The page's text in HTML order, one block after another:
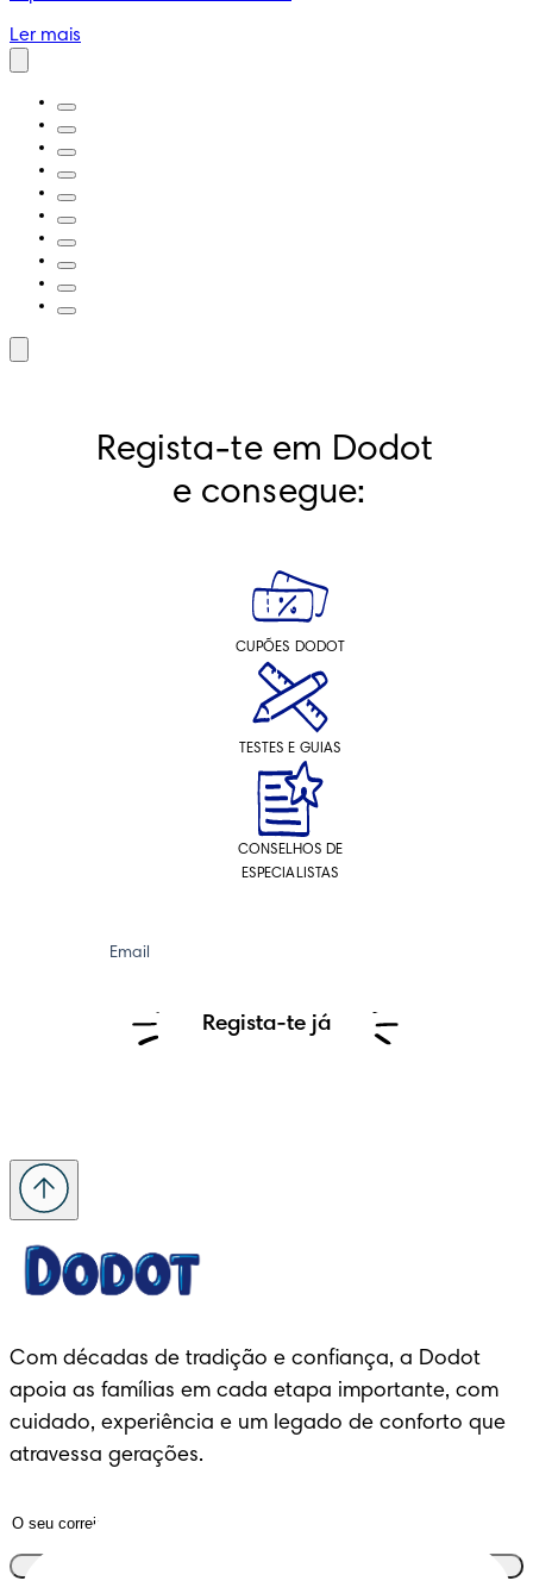
Ler mais
Regista-te em Dodot
e consegue:
CUPÕES DODOT
TESTES E GUIAS
CONSELHOS DE
ESPECIALISTAS
Email
Regista-te já
Com décadas de tradição e confiança, a Dodot
apoia as famílias em cada etapa importante, com
cuidado, experiência e um legado de conforto que
atravessa gerações.